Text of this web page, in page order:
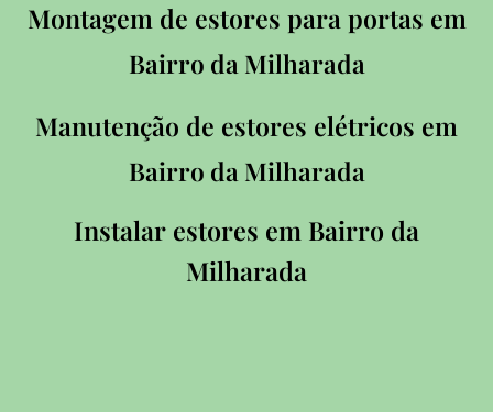
Montagem de estores para portas em
Bairro da Milharada
Manutenção de estores elétricos em
Bairro da Milharada
Instalar estores em Bairro da
Milharada